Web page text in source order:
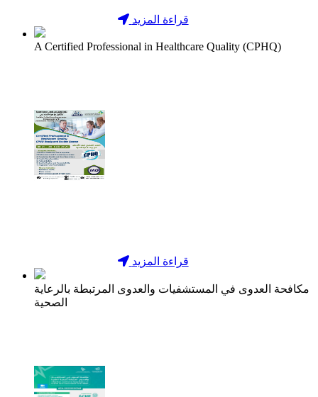
قراءة المزيد
A Certified Professional in Healthcare Quality (CPHQ)
قراءة المزيد
مكافحة العدوى في المستشفيات والعدوى المرتبطة بالرعاية
الصحية